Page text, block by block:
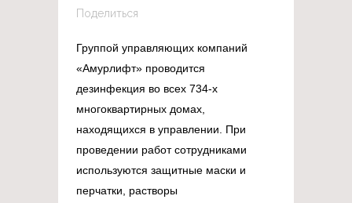
Поделиться
Группой управляющих компаний
«Амурлифт» проводится
дезинфекция во всех 734-х
многоквартирных домах,
находящихся в управлении. При
проведении работ сотрудниками
используются защитные маски и
перчатки, растворы